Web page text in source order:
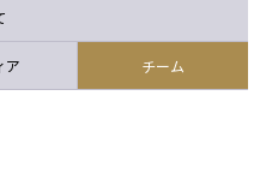
ア チーム